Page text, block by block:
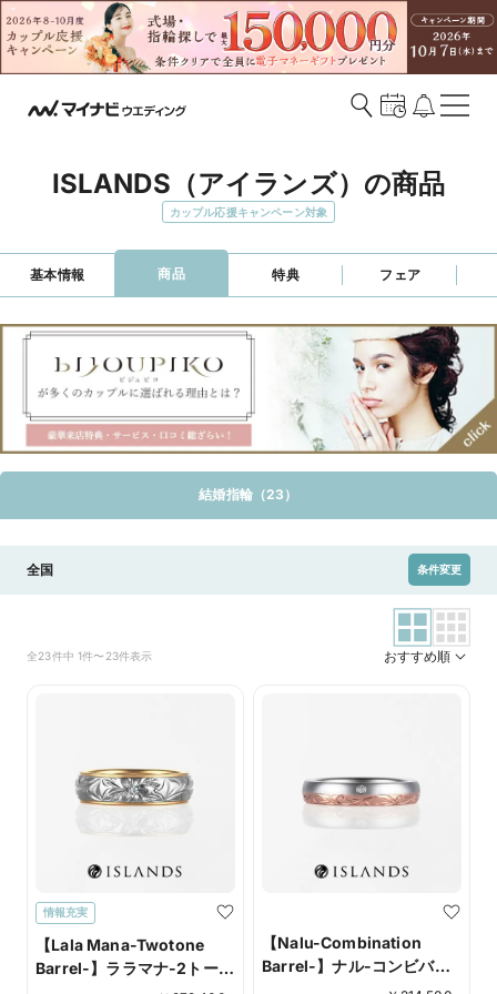
ISLANDS（アイランズ）の商品
カップル応援キャンペーン対象
基本情報 商品 特典 フェア
結婚指輪（23）
全国 条件変更
全23件中 1件〜23件表示 おすすめ順
情報充実
【Lala Mana-Twotone
Barrel-】ララマナ-2トーン
【Nalu-Combination
Barrel-】ナル-コンビバレ